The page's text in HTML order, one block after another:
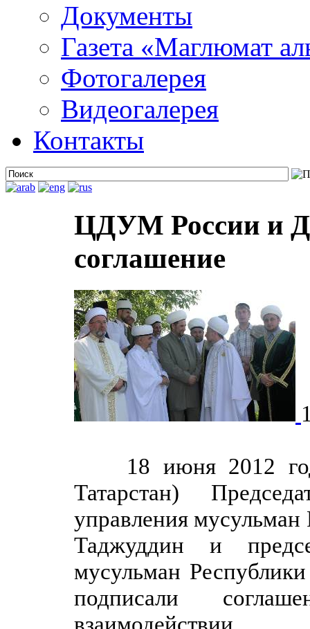
Документы
Газета «Маглюмат
Фотогалерея
Видеогалерея
Контакты
ЦДУМ России и
соглашение
18 июня 2012 года
Татарстан)
управления
Таджуддин и
мусульман
подписали
взаимодействии.